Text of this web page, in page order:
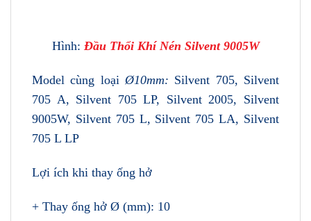
Hình: Đầu Thổi Khí Nén Silvent 9005W
Model cùng loại Ø10mm: Silvent 705, Silvent
705 A, Silvent 705 LP, Silvent 2005, Silvent
9005W, Silvent 705 L, Silvent 705 LA, Silvent
705 L LP
Lợi ích khi thay ống hở
+ Thay ống hở Ø (mm): 10